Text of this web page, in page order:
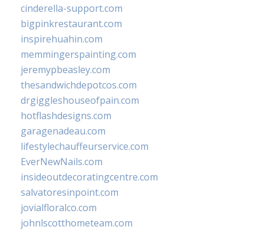
cinderella-support.com
bigpinkrestaurant.com
inspirehuahin.com
memmingerspainting.com
jeremypbeasley.com
thesandwichdepotcos.com
drgiggleshouseofpain.com
hotflashdesigns.com
garagenadeau.com
lifestylechauffeurservice.com
EverNewNails.com
insideoutdecoratingcentre.com
salvatoresinpoint.com
jovialfloralco.com
johnlscotthometeam.com